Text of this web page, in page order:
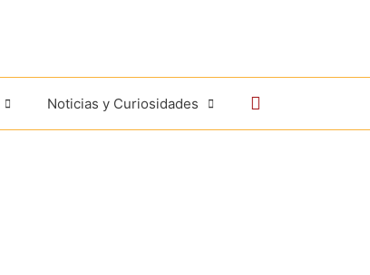
Noticias y Curiosidades Buscar